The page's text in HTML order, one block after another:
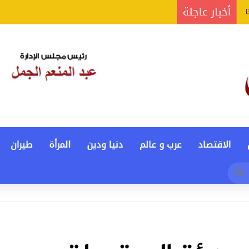
أخبار عاجلة
الاقتصاد عرب و عالم دنيا ودين المرأة طيران